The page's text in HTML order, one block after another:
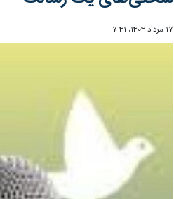
۱۷ مرداد ۱۴۰۴، ۷:۴۱